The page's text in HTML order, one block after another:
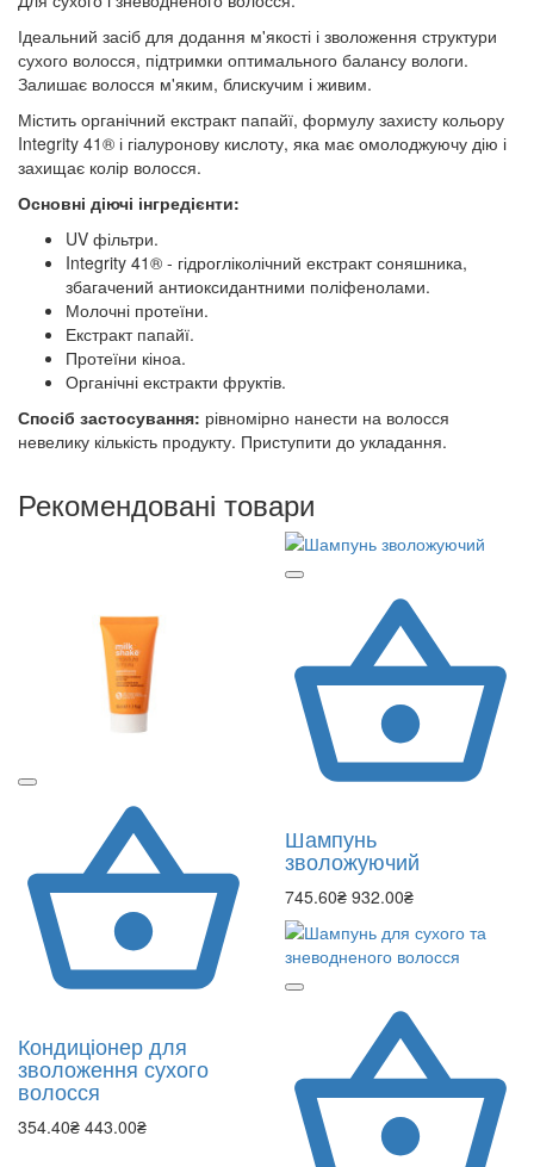
Ідеальний засіб для додання м'якості і зволоження структури
сухого волосся, підтримки оптимального балансу вологи.
Залишає волосся м'яким, блискучим і живим.
Містить органічний екстракт папайї, формулу захисту кольору
Integrity 41® і гіалуронову кислоту, яка має омолоджуючу дію і
захищає колір волосся.
Основні діючі інгредієнти:
UV фільтри.
Integrity 41® - гідрогліколічний екстракт соняшника,
збагачений антиоксидантними поліфенолами.
Молочні протеїни.
Екстракт папайї.
Протеїни кіноа.
Органічні екстракти фруктів.
Спосіб застосування: рівномірно нанести на волосся
невелику кількість продукту. Приступити до укладання.
Рекомендовані товари
Кондиціонер для
зволоження сухого
волосся
354.40₴ 443.00₴
Шампунь
зволожуючий
745.60₴ 932.00₴